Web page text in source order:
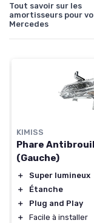
Tout savoir sur les
amortisseurs pour
Mercedes
KIMISS
Phare
(Gauche)
＋
Super lumineux
＋
Étanche
＋
Plug and Play
＋
Facile à installer